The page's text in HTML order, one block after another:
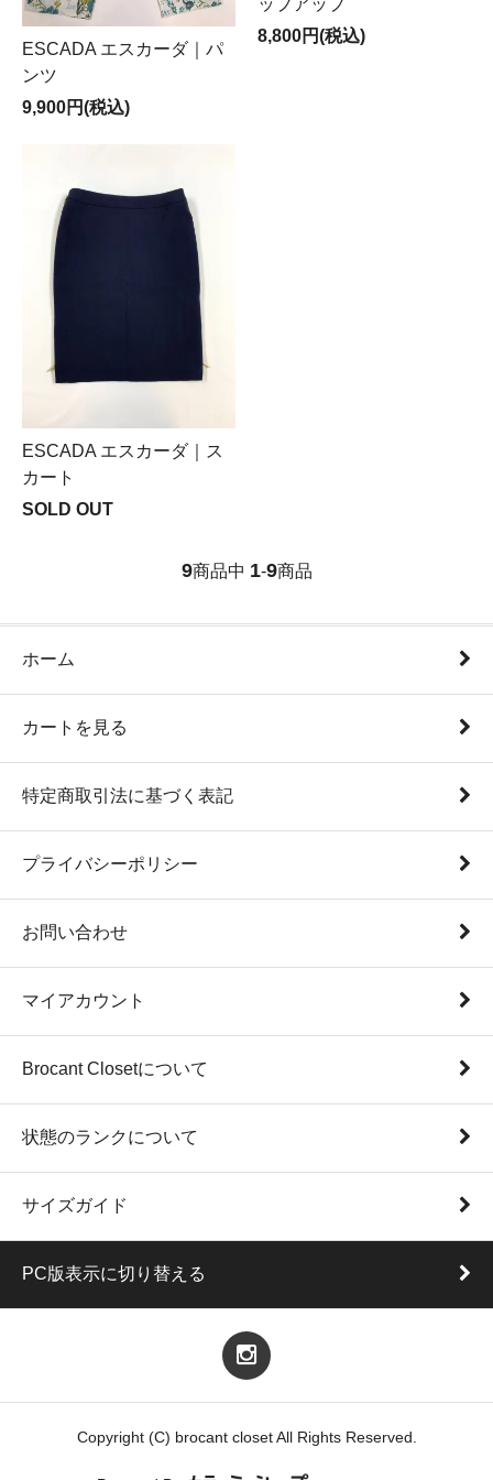
ESCADA エスカーダ｜パ
ンツ
9,900円(税込)
ップアップ
8,800円(税込)
ESCADA エスカーダ｜ス
カート
SOLD OUT
9商品中 1-9商品
ホーム
カートを見る
特定商取引法に基づく表記
プライバシーポリシー
お問い合わせ
マイアカウント
Brocant Closetについて
状態のランクについて
サイズガイド
PC版表示に切り替える
Copyright (C) brocant closet All Rights Reserved.